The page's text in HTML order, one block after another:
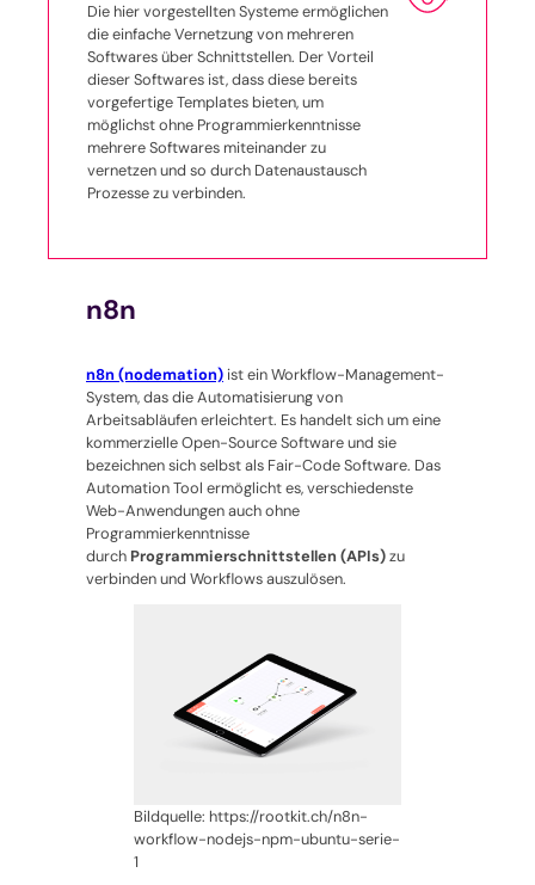
Die hier vorgestellten Systeme ermöglichen
die einfache Vernetzung von mehreren
Softwares über Schnittstellen. Der Vorteil
dieser Softwares ist, dass diese bereits
vorgefertige Templates bieten, um
möglichst ohne Programmierkenntnisse
mehrere Softwares miteinander zu
vernetzen und so durch Datenaustausch
Prozesse zu verbinden.
n8n
n8n (nodemation) ist ein Workflow-Management-
System, das die Automatisierung von
Arbeitsabläufen erleichtert. Es handelt sich um eine
kommerzielle Open-Source Software und sie
bezeichnen sich selbst als Fair-Code Software. Das
Automation Tool ermöglicht es, verschiedenste
Web-Anwendungen auch ohne
Programmierkenntnisse
durch Programmierschnittstellen (APIs)zu
verbinden und Workflows auszulösen.
Bildquelle: https://rootkit.ch/n8n-
workflow-nodejs-npm-ubuntu-serie-
1